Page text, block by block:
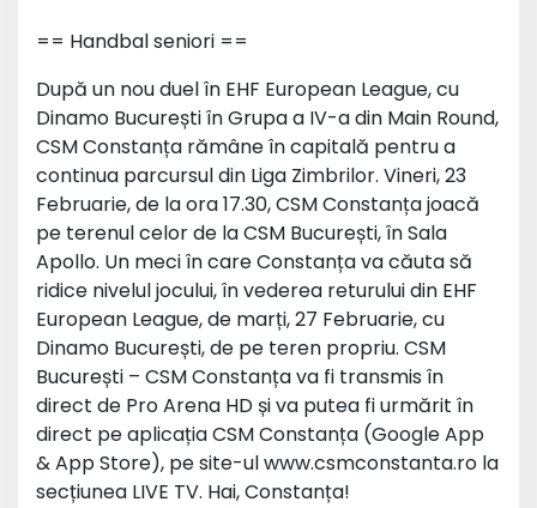
== Handbal seniori ==
După un nou duel în EHF European League, cu
Dinamo București în Grupa a IV-a din Main Round,
CSM Constanța rămâne în capitală pentru a
continua parcursul din Liga Zimbrilor. Vineri, 23
Februarie, de la ora 17.30, CSM Constanța joacă
pe terenul celor de la CSM București, în Sala
Apollo. Un meci în care Constanța va căuta să
ridice nivelul jocului, în vederea returului din EHF
European League, de marți, 27 Februarie, cu
Dinamo București, de pe teren propriu. CSM
București – CSM Constanța va fi transmis în
direct de Pro Arena HD și va putea fi urmărit în
direct pe aplicația CSM Constanța (Google App
& App Store), pe site-ul www.csmconstanta.ro la
secțiunea LIVE TV. Hai, Constanța!